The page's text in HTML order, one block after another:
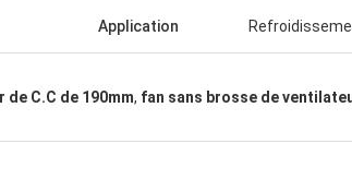
Application
C.C de 190mm, fan sans brosse de